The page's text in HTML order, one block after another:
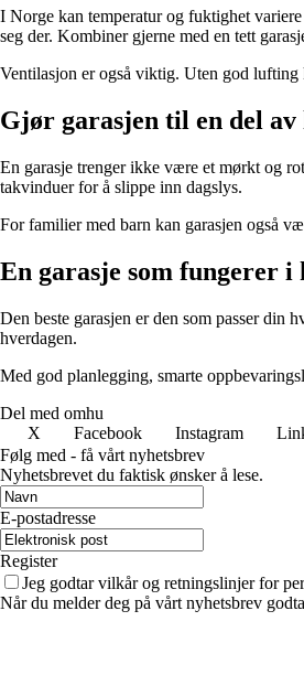
I Norge kan temperatur og fuktighet
seg der. Kombiner gjerne med en tett
Ventilasjon er også viktig. Uten god
Gjør garasjen til en del av
En garasje trenger ikke være et mørkt og
takvinduer for å slippe inn dagslys.
For familier med barn kan garasjen også
En garasje som fungerer i
Den beste garasjen er den som passer din
hverdagen.
Med god planlegging, smarte
Del med omhu
X
Facebook Instagram
Følg med - få vårt nyhetsbrev
Nyhetsbrevet du faktisk ønsker å lese.
E-postadresse
Register
Jeg godtar vilkår og retningslinjer for
Når du melder deg på vårt nyhetsbrev